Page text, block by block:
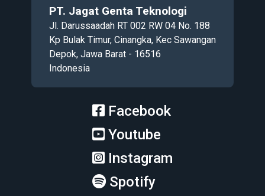
PT. Jagat Genta Teknologi
Jl. Darussaadah RT 002 RW 04 No. 188
Kp Bulak Timur, Cinangka, Kec Sawangan
Depok, Jawa Barat - 16516
Indonesia
Facebook
Youtube
Instagram
Spotify